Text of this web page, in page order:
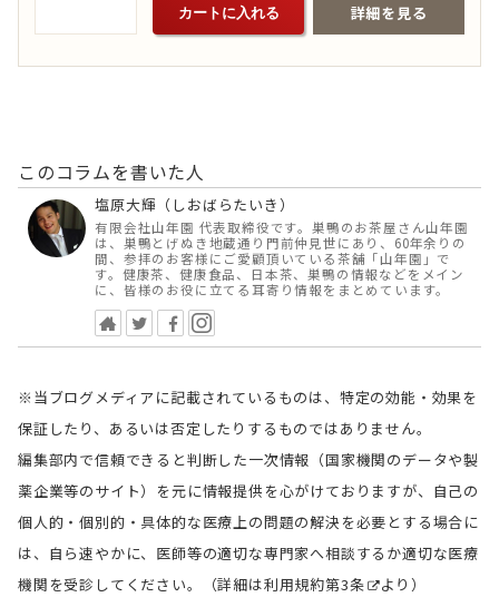
カートに入れる 詳細を見る
このコラムを書いた人
塩原大輝（しおばらたいき）
有限会社山年園 代表取締役です。巣鴨のお茶屋さん山年園
は、巣鴨とげぬき地蔵通り門前仲見世にあり、60年余りの
間、参拝のお客様にご愛顧頂いている茶舗「山年園」で
す。健康茶、健康食品、日本茶、巣鴨の情報などをメイン
に、皆様のお役に立てる耳寄り情報をまとめています。
※当ブログメディアに記載されているものは、特定の効能・効果を
保証したり、あるいは否定したりするものではありません。
編集部内で信頼できると判断した一次情報（国家機関のデータや製
薬企業等のサイト）を元に情報提供を心がけておりますが、自己の
個人的・個別的・具体的な医療上の問題の解決を必要とする場合に
は、自ら速やかに、医師等の適切な専門家へ相談するか適切な医療
機関を受診してください。（詳細は利用規約第3条 より）